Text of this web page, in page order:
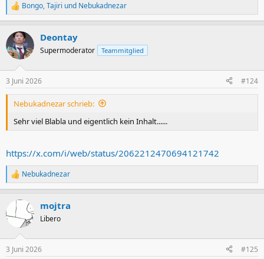
R
e
k
t
i
e
n
Bongo,Tajiri und Nebukadnezar
Deontay
Supermoderator Teammitglied
3 Juni 2026 #124
Nebukadnezar schrieb:
Sehr viel Blabla und eigentlich kein Inhalt......
https://x.com/i/web/status/2062212470694121742
R
e
t
e
Nebukadnezar
mojtra
Libero
3 Juni 2026 #125